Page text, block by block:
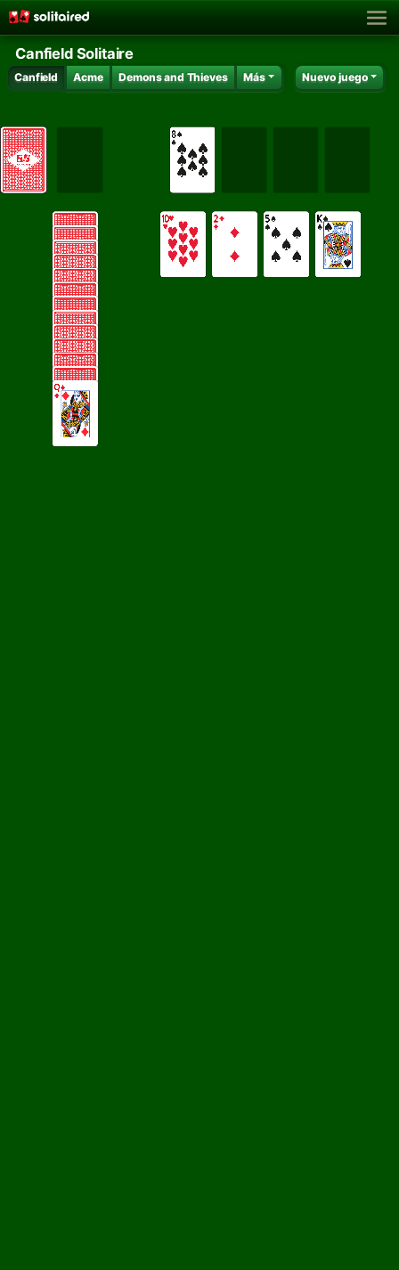
Canfield Solitaire
Canfield Acme Demons and Thieves Más Nuevo juego